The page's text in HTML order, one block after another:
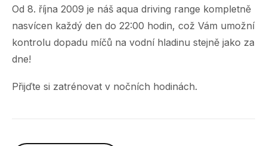
Od 8. října 2009 je náš aqua driving range kompletně
nasvícen každý den do 22:00 hodin, což Vám umožní
kontrolu dopadu míčů na vodní hladinu stejně jako za
dne!
Přijďte si zatrénovat v nočních hodinách.